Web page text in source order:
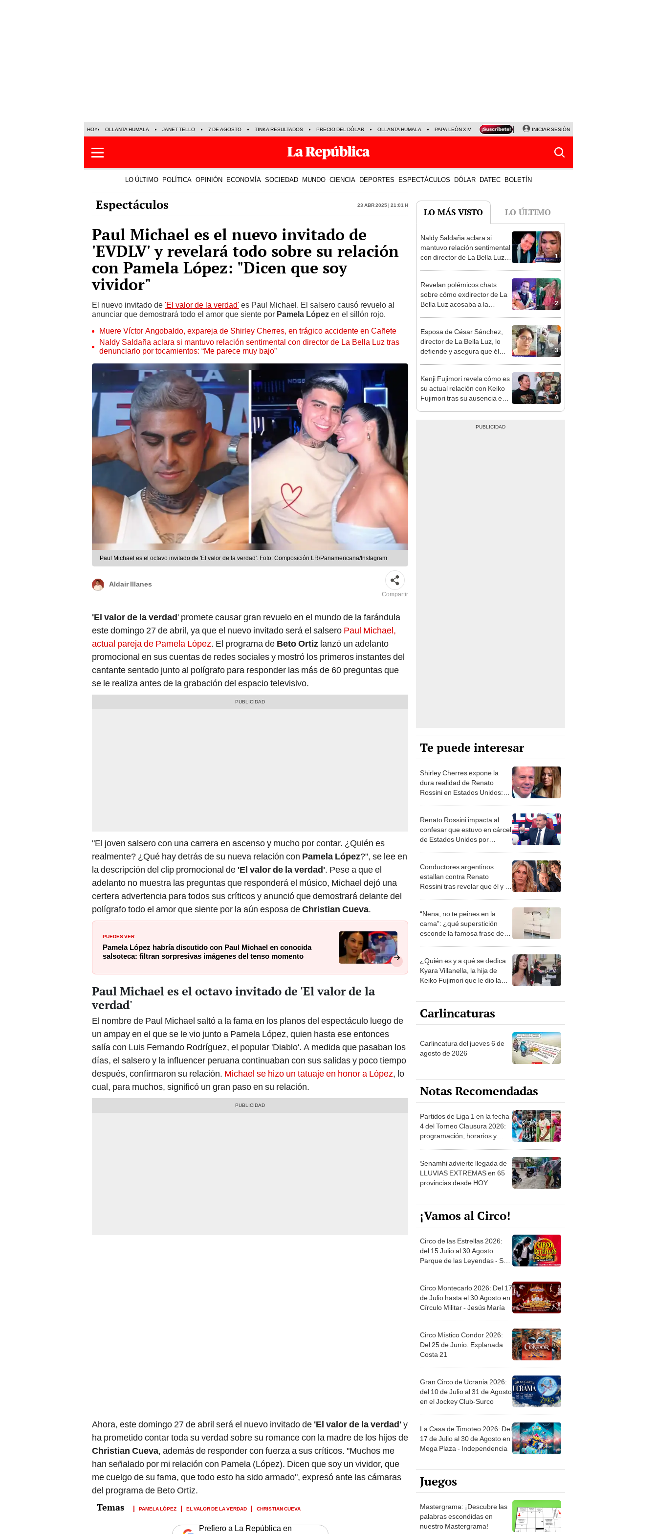
HOY OLLANTA HUMALA JANET TELLO 7 DE AGOSTO TINKA RESULTADOS PRECIO DEL DÓLAR OLLANTA HUMALA PAPA LEÓN XIV NALDY SALDAÑA LA BELLA LUZ
INICIAR SESIÓN
LO ÚLTIMO POLÍTICA OPINIÓN ECONOMÍA SOCIEDAD MUNDO CIENCIA DEPORTES ESPECTÁCULOS DÓLAR DATEC BOLETÍN
Espectáculos 23 Abr 2025 | 21:01 h
Paul Michael es el nuevo invitado de
'EVDLV' y revelará todo sobre su relación
con Pamela López: "Dicen que soy
vividor"
El nuevo invitado de 'El valor de la verdad' es Paul Michael. El salsero causó revuelo al
anunciar que demostrará todo el amor que siente por Pamela López en el sillón rojo.
Muere Víctor Angobaldo, expareja de Shirley Cherres, en trágico accidente en Cañete
Naldy Saldaña aclara si mantuvo relación sentimental con director de La Bella Luz tras
denunciarlo por tocamientos: “Me parece muy bajo”
Paul Michael es el octavo invitado de 'El valor de la verdad'. Foto: Composición LR/Panamericana/Instagram
Aldair Illanes
Compartir
'El valor de la verdad' promete causar gran revuelo en el mundo de la farándula
este domingo 27 de abril, ya que el nuevo invitado será el salsero Paul Michael,
actual pareja de Pamela López. El programa de Beto Ortiz lanzó un adelanto
promocional en sus cuentas de redes sociales y mostró los primeros instantes del
cantante sentado junto al polígrafo para responder las más de 60 preguntas que
se le realiza antes de la grabación del espacio televisivo.
"El joven salsero con una carrera en ascenso y mucho por contar. ¿Quién es
realmente? ¿Qué hay detrás de su nueva relación con Pamela López?", se lee en
la descripción del clip promocional de 'El valor de la verdad'. Pese a que el
adelanto no muestra las preguntas que responderá el músico, Michael dejó una
certera advertencia para todos sus críticos y anunció que demostrará delante del
polígrafo todo el amor que siente por la aún esposa deChristian Cueva.
PUEDES VER:
Pamela López habría discutido con Paul Michael en conocida
salsoteca: filtran sorpresivas imágenes del tenso momento
Paul Michael es el octavo invitado de 'El valor de la
verdad'
El nombre de Paul Michael saltó a la fama en los planos del espectáculo luego de
un ampay en el que se le vio junto a Pamela López, quien hasta ese entonces
salía con Luis Fernando Rodríguez, el popular 'Diablo'. A medida que pasaban los
días, el salsero y la influencer peruana continuaban con sus salidas y poco tiempo
después, confirmaron su relación. Michael se hizo un tatuaje en honor a López, lo
cual, para muchos, significó un gran paso en su relación.
Ahora, este domingo 27 de abril será el nuevo invitado de 'El valor de la verdad'y
ha prometido contar toda su verdad sobre su romance con la madre de los hijos de
Christian Cueva, además de responder con fuerza a sus críticos. "Muchos me
han señalado por mi relación con Pamela (López). Dicen que soy un vividor, que
me cuelgo de su fama, que todo esto ha sido armado", expresó ante las cámaras
del programa de Beto Ortiz.
PAMELA LÓPEZ EL VALOR DE LA VERDAD CHRISTIAN CUEVA
Prefiero a La República en
LO MÁS VISTO LO ÚLTIMO
1
Naldy Saldaña aclara si
mantuvo relación sentimental
con director de La Bella Luz
bajo”
2
Revelan polémicos chats
sobre cómo exdirector de La
Bella Luz acosaba a la
3
Esposa de César Sánchez,
director de La Bella Luz, lo
defiende y asegura que él
dos años"
4
Kenji Fujimori revela cómo es
su actual relación con Keiko
Fujimori tras su ausencia en
Te puede interesar
Shirley Cherres expone la
dura realidad de Renato
Rossini en Estados Unidos:
Renato Rossini impacta al
confesar que estuvo en cárcel
de Estados Unidos por
Conductores argentinos
estallan contra Renato
Rossini tras revelar que él y su
“Nena, no te peines en la
cama”: ¿qué superstición
esconde la famosa frase de
¿Quién es y a qué se dedica
Kyara Villanella, la hija de
Keiko Fujimori que le dio la
Carlincaturas
Carlincatura del jueves 6 de
agosto de 2026
Notas Recomendadas
Partidos de Liga 1 en la fecha
4 del Torneo Clausura 2026:
programación, horarios y
Senamhi advierte llegada de
LLUVIAS EXTREMAS en 65
provincias desde HOY
¡Vamos al Circo!
Circo de las Estrellas 2026:
del 15 Julio al 30 Agosto.
Parque de las Leyendas - San
Circo Montecarlo 2026: Del 17
de Julio hasta el 30 Agosto en
Círculo Militar - Jesús María
Circo Místico Condor 2026:
Del 25 de Junio. Explanada
Costa 21
Gran Circo de Ucrania 2026:
del 10 de Julio al 31 de Agosto
en el Jockey Club-Surco
La Casa de Timoteo 2026: Del
17 de Julio al 30 de Agosto en
Mega Plaza - Independencia
Juegos
Mastergrama: ¡Descubre las
palabras escondidas en
nuestro Mastergrama!